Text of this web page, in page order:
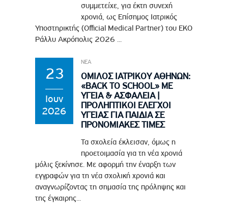
συμμετείχε, για έκτη συνεχή
χρονιά, ως Επίσημος Ιατρικός
Υποστηρικτής (Official Medical Partner) του EKO
Ράλλυ Ακρόπολις 2026 ...
23
Ιουν
2026
ΝΕΑ
ΟΜΙΛΟΣ ΙΑΤΡΙΚΟΥ ΑΘΗΝΩΝ:
«BACK TO SCHOOL» ΜΕ
ΥΓΕΙΑ & ΑΣΦΑΛΕΙΑ |
ΠΡΟΛΗΠΤΙΚΟΙ ΕΛΕΓΧΟΙ
ΥΓΕΙΑΣ ΓΙΑ ΠΑΙΔΙΑ ΣΕ
ΠΡΟΝΟΜΙΑΚΕΣ ΤΙΜΕΣ
Τα σχολεία έκλεισαν, όμως η
προετοιμασία για τη νέα χρονιά
μόλις ξεκίνησε. Με αφορμή την έναρξη των
εγγραφών για τη νέα σχολική χρονιά και
αναγνωρίζοντας τη σημασία της πρόληψης και
της έγκαιρης...